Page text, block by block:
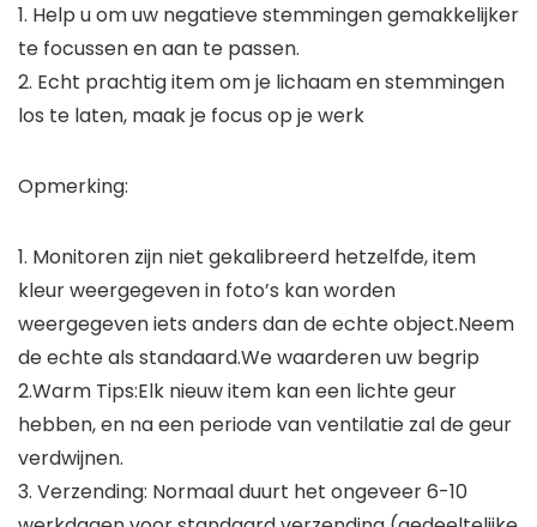
1. Help u om uw negatieve stemmingen gemakkelijker
te focussen en aan te passen.
2. Echt prachtig item om je lichaam en stemmingen
los te laten, maak je focus op je werk
Opmerking:
1. Monitoren zijn niet gekalibreerd hetzelfde, item
kleur weergegeven in foto’s kan worden
weergegeven iets anders dan de echte object.Neem
de echte als standaard.We waarderen uw begrip
2.Warm Tips:Elk nieuw item kan een lichte geur
hebben, en na een periode van ventilatie zal de geur
verdwijnen.
3. Verzending: Normaal duurt het ongeveer 6-10